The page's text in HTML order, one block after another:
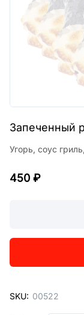
Запеченный
Угорь, соус
450 ₽
с
кол-
SKU: 00522